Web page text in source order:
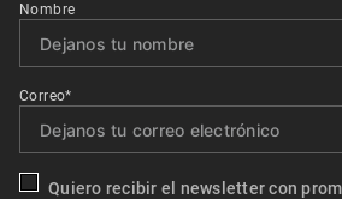
Nombre
Correo*
Quiero recibir el newsletter con